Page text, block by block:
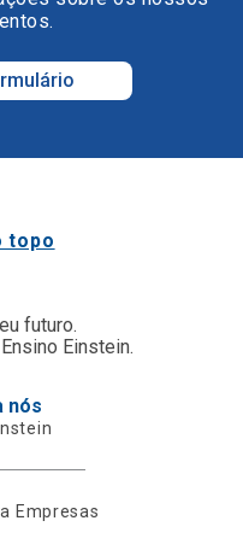
topo
futuro.
Einstein.
nós
Empresas